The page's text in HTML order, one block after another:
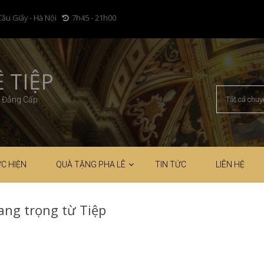
Giấy - Hà Nội 7h45 - 21h00
TIỆP
Cấp
HIỆN QUÀ TẶNG PHA LÊ TIN TỨC LIÊN HỆ
trọng từ Tiệp